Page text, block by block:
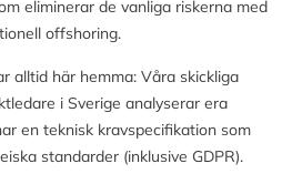
eliminerar de vanliga riskerna med
offshoring.
alltid här hemma: Våra skickliga
i Sverige analyserar era
en teknisk kravspecifikation som
standarder (inklusive GDPR).